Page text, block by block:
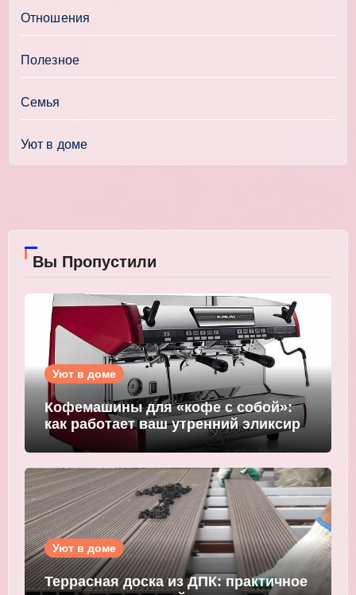
Отношения
Полезное
Семья
Уют в доме
Вы Пропустили
Уют в доме
Кофемашины для «кофе с собой»:
как работает ваш утренний эликсир
Уют в доме
Террасная доска из ДПК: практичное